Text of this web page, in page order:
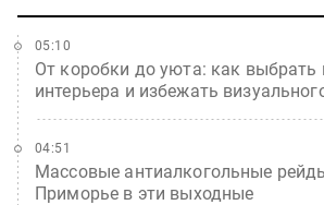
От коробки до уюта: как выбрать
интерьера и избежать
05:10
Массовые антиалкогольные
Приморье в эти выходные
04:51